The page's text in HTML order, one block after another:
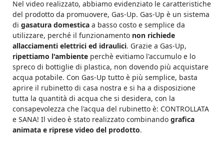
Nel video realizzato, abbiamo evidenziato le caratteristiche
del prodotto da promuovere, Gas-Up. Gas-Up è un sistema
di gasatura domestica a basso costo e semplice da
utilizzare, perché il funzionamento non richiede
allacciamenti elettrici ed idraulici. Grazie a Gas-Up,
ripettiamo l'ambiente perchè evitiamo l'accumulo e lo
spreco di bottiglie di plastica, non dovendo più acquistare
acqua potabile. Con Gas-Up tutto è più semplice, basta
aprire il rubinetto di casa nostra e si ha a disposizione
tutta la quantità di acqua che si desidera, con la
consapevolezza che l'acqua del rubinetto è: CONTROLLATA
e SANA! Il video è stato realizzato combinando grafica
animata e riprese video del prodotto.